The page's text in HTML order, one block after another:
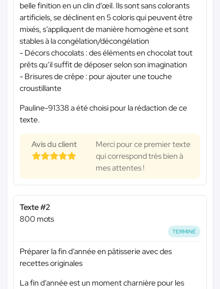
belle finition en un clin d’œil. Ils sont sans colorants
artificiels, se déclinent en 5 coloris qui peuvent être
mixés, s’appliquent de manière homogène et sont
stables à la congélation/décongélation
- Décors chocolats : des éléments en chocolat tout
prêts qu’il suffit de déposer selon son imagination
- Brisures de crêpe : pour ajouter une touche
croustillante
Pauline-91338 a été choisi pour la rédaction de ce
texte.
Avis du client
Merci pour ce premier texte
qui correspond très bien à
mes attentes !
Texte #2
800 mots
TERMINÉ
Préparer la fin d’année en pâtisserie avec des
recettes originales
La fin d’année est un moment charnière pour les